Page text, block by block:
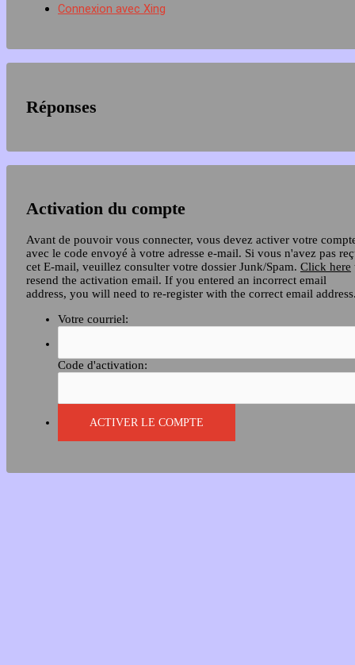
Connexion avec Xing
Réponses
Activation du compte
Avant de pouvoir vous connecter, vous devez activer votre
avec le code envoyé à votre adresse e-mail. Si vous n'avez pas
cet E-mail, veuillez consulter votre dossier Junk/Spam. Click here
resend the activation email. If you entered an incorrect email
address, you will need to re-register with the correct email
Votre courriel:
Code d'activation: